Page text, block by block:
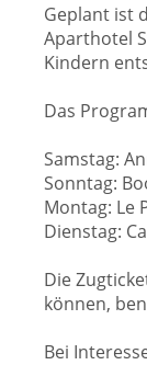
Geplant ist
Aparthotel
Kindern
Das
Samstag:
Sonntag:
Montag: Le
Dienstag:
Die
können,
Bei